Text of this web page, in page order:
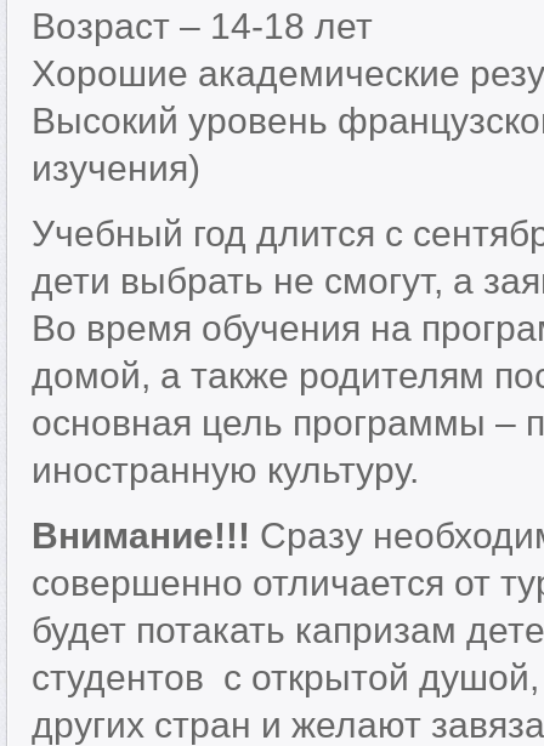
Возраст – 14-18 лет
Хорошие академические
Высокий уровень
изучения)
Учебный год длится с
дети выбрать не смогут, а
Во время обучения на
домой, а также родителям
основная цель программы –
иностранную культуру.
Внимание!!! Сразу
совершенно отличается от
будет потакать капризам
студентов с открытой душой,
других стран и желают